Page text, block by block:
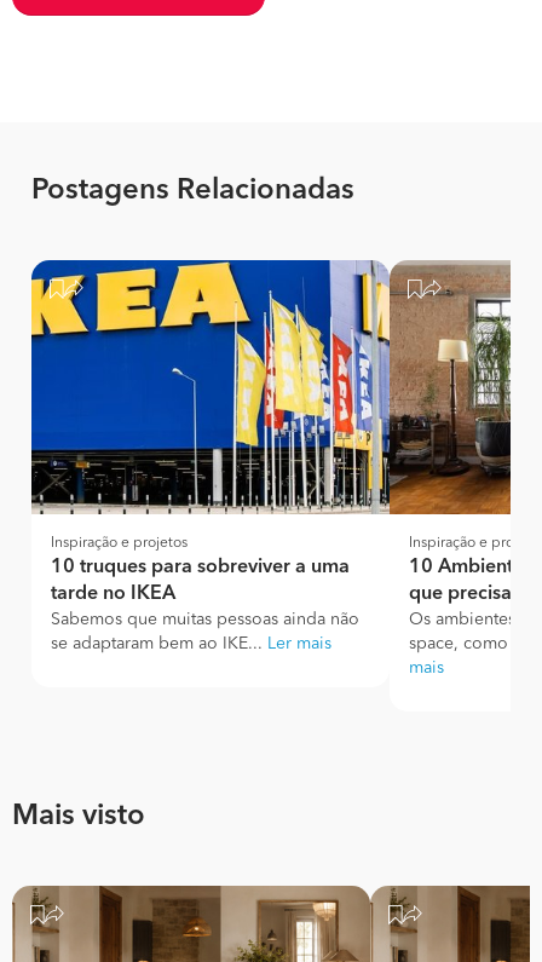
Postagens Relacionadas
Inspiração e projetos
10 truques para sobreviver a uma
tarde no IKEA
Sabemos que muitas pessoas ainda não
se adaptaram bem ao IKE... Ler mais
Inspiração e
10 Ambientes
que precisa
Os ambientes
space, como
mais
Mais visto